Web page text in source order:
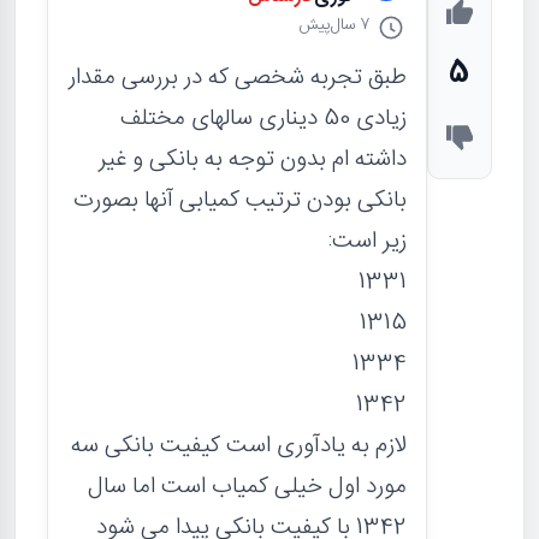
5
7 سال پیش
طبق تجربه شخصی که در بررسی مقدار
زیادی 50 دیناری سالهای مختلف
داشته ام بدون توجه به بانکی و غیر
بانکی بودن ترتیب کمیابی آنها بصورت
زیر است:
1331
1315
1334
1342
لازم به یادآوری است کیفیت بانکی سه
مورد اول خیلی کمیاب است اما سال
1342 با کیفیت بانکی پیدا می شود